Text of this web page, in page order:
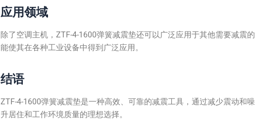
应用领域
除了空调主机，ZTF-4-1600弹簧减震垫还可以广泛应用于其他需要减震
能使其在各种工业设备中得到广泛应用。
结语
ZTF-4-1600弹簧减震垫是一种高效、可靠的减震工具，通过减少震动和
升居住和工作环境质量的理想选择。